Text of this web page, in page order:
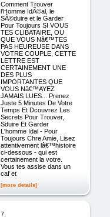
Comment Trouver
l'Homme IdÃ©al, le
SÃ©duire et le Garder
Pour Toujours SI VOUS
TES CLIBATAIRE, OU
QUE VOUS Nâ€™TES
PAS HEUREUSE DANS
VOTRE COUPLE, CETTE
LETTRE EST
CERTAINEMENT UNE
DES PLUS
IMPORTANTES QUE
VOUS Nâ€™AYEZ
JAMAIS LUES... Prenez
Juste 5 Minutes De Votre
Temps Et Dcouvrez Les
Secrets Pour Trouver,
Sduire Et Garder
L'homme Idal - Pour
Toujours Chre Amie, Lisez
attentivement lâ€™histoire
ci-dessous - qui est
certainement la votre.
Vous tes assise dans un
caf et
[more details]
7.